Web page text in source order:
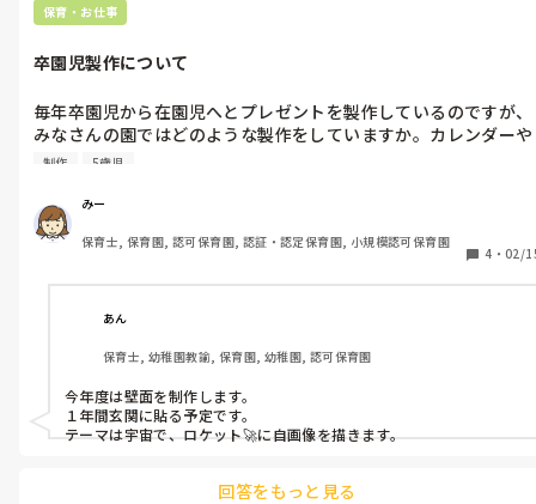
保育・お仕事
卒園児製作について
毎年卒園児から在園児へとプレゼントを製作しているのですが、
みなさんの園ではどのような製作をしていますか。カレンダーや
時計など、歴代の卒園児が色々なものを製作して残してきている
ありましたら教えてください！
制作 5歳児
みー
保育士, 保育園, 認可保育園, 認証・認定保育園, 小規模認可保育園
4 ・ 02/
あん
保育士, 幼稚園教諭, 保育園, 幼稚園, 認可保育園
今年度は壁面を制作します。
１年間玄関に貼る予定です。
テーマは宇宙で、ロケット🚀に自画像を描きます。
回答をもっと見る